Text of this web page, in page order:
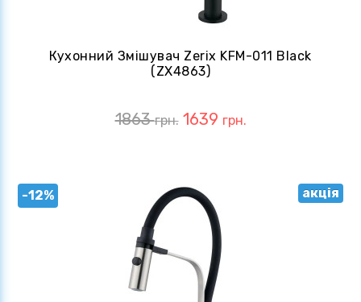
Кухонний Змішувач Zerix KFM-011 Black
(ZX4863)
1863грн. 1639 грн.
-12% акція